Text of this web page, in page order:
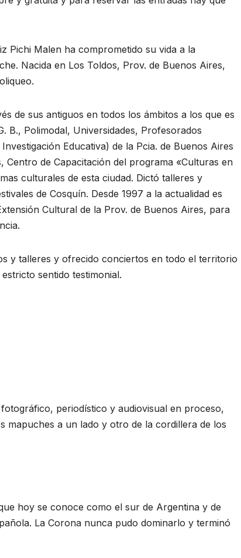
Pichi Malen ha comprometido su vida a la
Nacida en Los Toldos, Prov. de Buenos Aires,
de sus antiguos en todos los ámbitos a los que es
B., Polimodal, Universidades, Profesorados
Educativa) de la Pcia. de Buenos Aires
de Capacitación del programa «Culturas en
culturales de esta ciudad. Dictó talleres y
de Cosquín. Desde 1997 a la actualidad es
Cultural de la Prov. de Buenos Aires, para
y talleres y ofrecido conciertos en todo el territorio
sentido testimonial.
periodístico y audiovisual en proceso,
mapuches a un lado y otro de la cordillera de los
hoy se conoce como el sur de Argentina y de
La Corona nunca pudo dominarlo y terminó